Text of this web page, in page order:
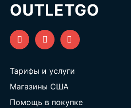
OUTLETGO
Тарифы и услуги
Магазины США
Помощь в покупке